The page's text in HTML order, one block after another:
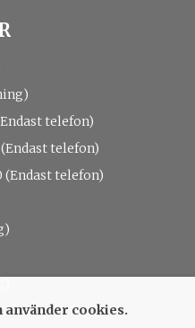
telefon)
(Endast telefon)
(Endast telefon)
använder cookies.